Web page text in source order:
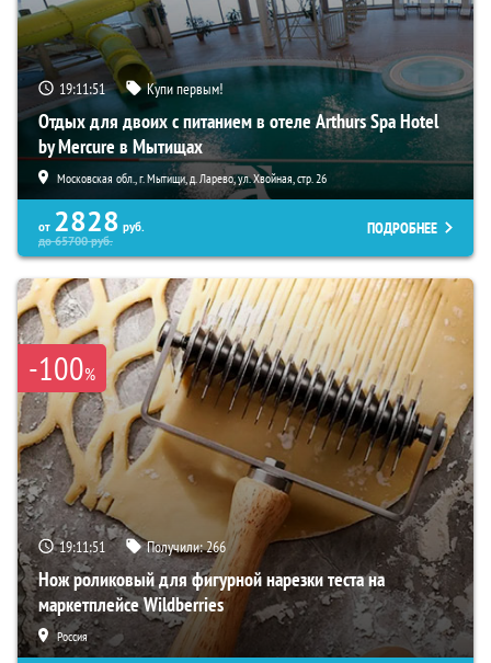
19:11:50 Купи первым!
Отдых для двоих с питанием в отеле Arthurs Spa Hotel
by Mercure в Мытищах
Московская обл., г. Мытищи, д. Ларево, ул. Хвойная, стр. 26
от 2828 руб.
до65700руб.
ПОДРОБНЕЕ
-100%
19:11:50 Получили:266
Нож роликовый для фигурной нарезки теста на
маркетплейсе Wildberries
Россия